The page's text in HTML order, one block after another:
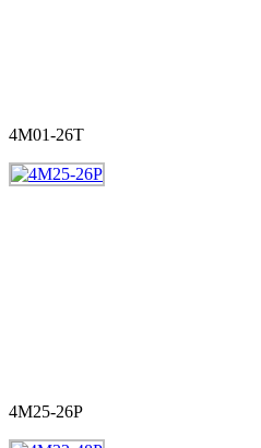
4M01-26T
4M25-26P